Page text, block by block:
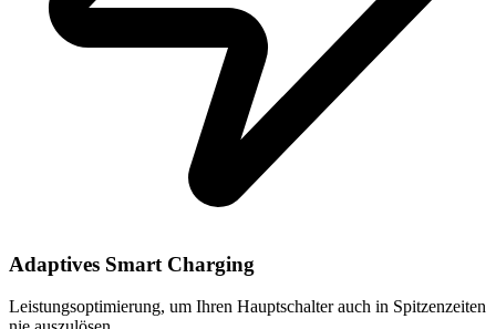
Adaptives Smart Charging
Leistungsoptimierung, um Ihren Hauptschalter auch in Spitzenzeiten